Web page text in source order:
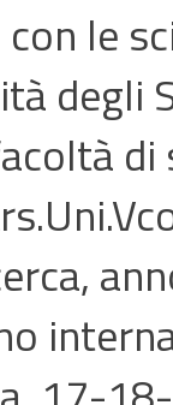
le
degli
di